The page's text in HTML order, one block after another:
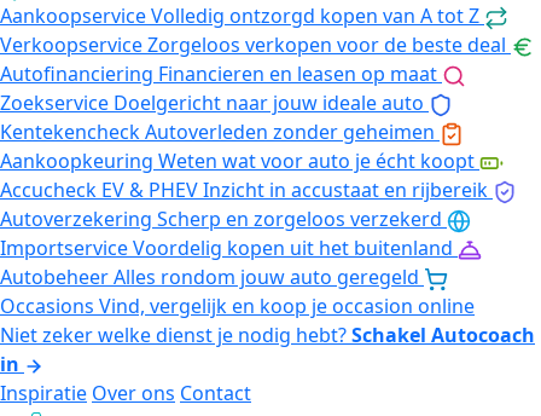
AankoopserviceVolledig ontzorgd kopen van A tot Z
VerkoopserviceZorgeloos verkopen voor de beste deal
Autofinanciering Financieren en leasen op maat
Zoekservice Doelgericht naar jouw ideale auto
KentekencheckAutoverleden zonder geheimen
Aankoopkeuring Weten wat voor auto je écht koopt
Accucheck EV & PHEVInzicht in accustaat en rijbereik
Autoverzekering Scherp en zorgeloos verzekerd
ImportserviceVoordelig kopen uit het buitenland
AutobeheerAlles rondom jouw auto geregeld
Occasions Vind, vergelijk en koop je occasion online
Niet zeker welke dienst je nodig hebt?Schakel Autocoach
in
Inspiratie Over ons Contact